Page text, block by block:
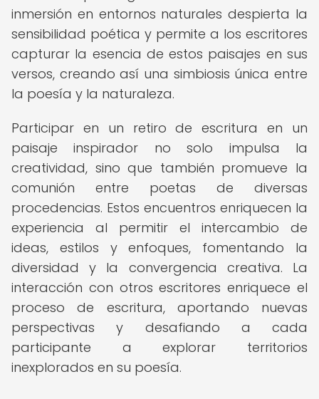
inmersión en entornos naturales despierta la
sensibilidad poética y permite a los escritores
capturar la esencia de estos paisajes en sus
versos, creando así una simbiosis única entre
la poesía y la naturaleza.
Participar en un retiro de escritura en un
paisaje inspirador no solo impulsa la
creatividad, sino que también promueve la
comunión entre poetas de diversas
procedencias. Estos encuentros enriquecen la
experiencia al permitir el intercambio de
ideas, estilos y enfoques, fomentando la
diversidad y la convergencia creativa. La
interacción con otros escritores enriquece el
proceso de escritura, aportando nuevas
perspectivas y desafiando a cada
participante a explorar territorios
inexplorados en su poesía.